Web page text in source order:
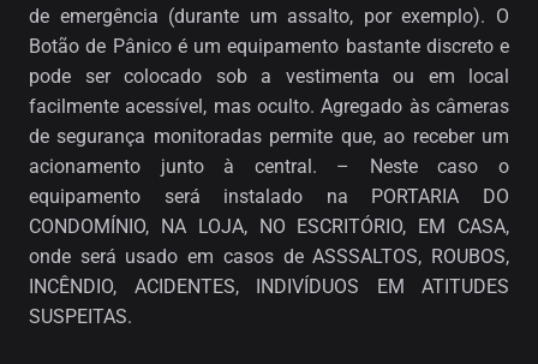
de emergência (durante um assalto, por exemplo). O
Botão de Pânico é um equipamento bastante discreto e
pode ser colocado sob a vestimenta ou em local
facilmente acessível, mas oculto. Agregado às câmeras
de segurança monitoradas permite que, ao receber um
acionamento junto à central. – Neste caso o
equipamento será instalado na PORTARIA DO
CONDOMÍNIO, NA LOJA, NO ESCRITÓRIO, EM CASA,
onde será usado em casos de ASSSALTOS, ROUBOS,
INCÊNDIO, ACIDENTES, INDIVÍDUOS EM ATITUDES
SUSPEITAS.